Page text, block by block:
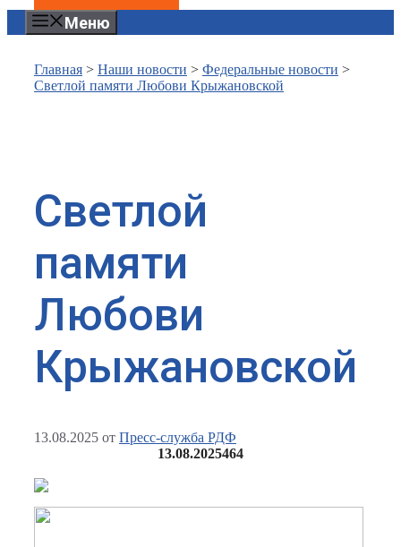
Меню
Главная > Наши новости > Федеральные новости >
Светлой памяти Любови Крыжановской
Светлой
памяти
Любови
Крыжановской
13.08.2025 от Пресс-служба РДФ
13.08.2025464